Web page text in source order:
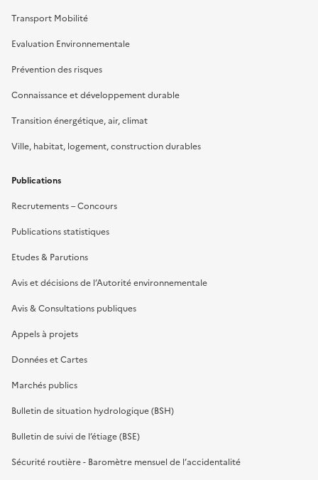
Transport Mobilité
Evaluation Environnementale
Prévention des risques
Connaissance et développement durable
Transition énergétique, air, climat
Ville, habitat, logement, construction durables
Publications
Recrutements – Concours
Publications statistiques
Etudes & Parutions
Avis et décisions de l’Autorité environnementale
Avis & Consultations publiques
Appels à projets
Données et Cartes
Marchés publics
Bulletin de situation hydrologique (BSH)
Bulletin de suivi de l’étiage (BSE)
Sécurité routière - Baromètre mensuel de l’accidentalité